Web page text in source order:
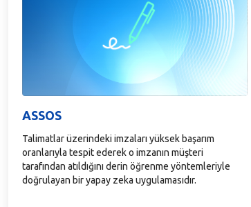
ASSOS
Talimatlar üzerindeki imzaları yüksek başarım
oranlarıyla tespit ederek o imzanın müşteri
tarafından atıldığını derin öğrenme yöntemleriyle
doğrulayan bir yapay zeka uygulamasıdır.